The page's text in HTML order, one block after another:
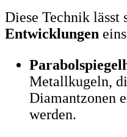
Diese Technik lässt
Entwicklungen
Metallkugeln,
Diamantzonen
werden.